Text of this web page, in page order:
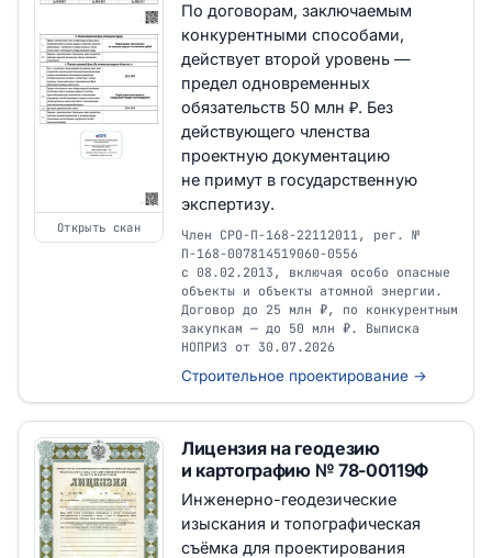
Открыть скан
По договорам, заключаемым
конкурентными способами,
действует второй уровень —
предел одновременных
обязательств 50 млн ₽. Без
действующего членства
проектную документацию
не примут в государственную
экспертизу.
Член СРО-П-168-22112011, рег. №
П-168-007814519060-0556
с 08.02.2013, включая особо опасные
объекты и объекты атомной энергии.
Договор до 25 млн ₽, по конкурентным
закупкам — до 50 млн ₽. Выписка
НОПРИЗ от 30.07.2026
Строительное проектирование →
Лицензия на геодезию
и картографию № 78-00119Ф
Инженерно-геодезические
изыскания и топографическая
съёмка для проектирования